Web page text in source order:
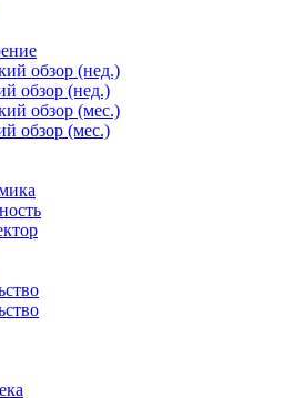
обзор (нед.)
обзор (нед.)
обзор (мес.)
обзор (мес.)